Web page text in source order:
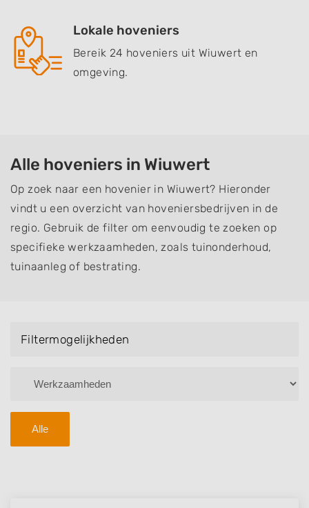
Lokale hoveniers
Bereik 24 hoveniers uit Wiuwert en
omgeving.
Alle hoveniers in Wiuwert
Op zoek naar een hovenier in Wiuwert? Hieronder
vindt u een overzicht van hoveniersbedrijven in de
regio. Gebruik de filter om eenvoudig te zoeken op
specifieke werkzaamheden, zoals tuinonderhoud,
tuinaanleg of bestrating.
Filtermogelijkheden
Alle